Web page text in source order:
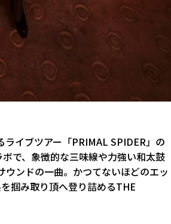
イブツアー「PRIMAL SPIDER」の
で、象徴的な三味線や力強い和太鼓
ンドの一曲。かつてないほどのエッ
掴み取り頂へ登り詰めるTHE